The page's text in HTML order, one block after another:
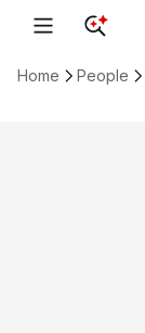
Home People